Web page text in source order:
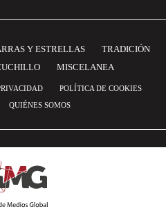
Y ESTRELLAS
TRADICIÓN
MISCELANEA
POLÍTICA DE COOKIES
QUIÉNES SOMOS